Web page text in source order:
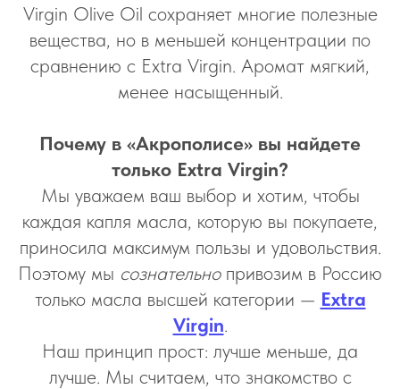
Virgin Olive Oil сохраняет многие полезные
вещества, но в меньшей концентрации по
сравнению с Extra Virgin. Аромат мягкий,
менее насыщенный.
Почему в «Акрополисе» вы найдете
только Extra Virgin?
Мы уважаем ваш выбор и хотим, чтобы
каждая капля масла, которую вы покупаете,
приносила максимум пользы и удовольствия.
Поэтому мы сознательно привозим в Россию
только масла высшей категории — Extra
Virgin.
Наш принцип прост: лучше меньше, да
лучше. Мы считаем, что знакомство с